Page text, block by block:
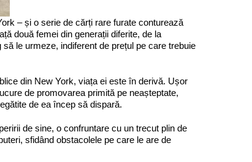
– și o serie de cărți rare furate conturează
două femei din generații diferite, de la
le urmeze, indiferent de prețul pe care trebuie
din New York, viața ei este în derivă. Ușor
de promovarea primită pe neașteptate,
de ea încep să dispară.
de sine, o confruntare cu un trecut plin de
sfidând obstacolele pe care le are de